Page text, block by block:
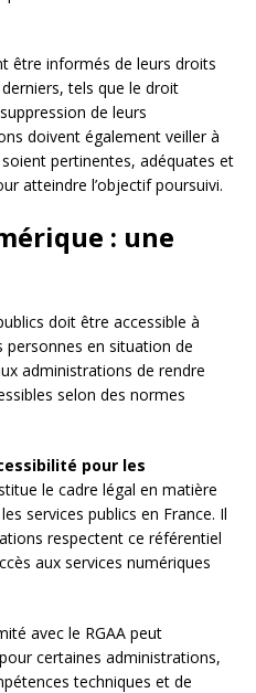
être informés de leurs droits
tels que le droit
de leurs
doivent également veiller à
pertinentes, adéquates et
atteindre l’objectif poursuivi.
: une
doit être accessible à
personnes en situation de
administrations de rendre
selon des normes
pour les
le cadre légal en matière
services publics en France. Il
respectent ce référentiel
aux services numériques
avec le RGAA peut
certaines administrations,
techniques et de